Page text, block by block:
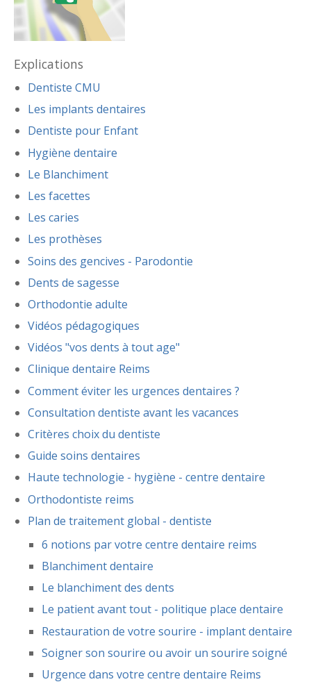
Explications
Dentiste CMU
Les implants dentaires
Dentiste pour Enfant
Hygiène dentaire
Le Blanchiment
Les facettes
Les caries
Les prothèses
Soins des gencives - Parodontie
Dents de sagesse
Orthodontie adulte
Vidéos pédagogiques
Vidéos "vos dents à tout age"
Clinique dentaire Reims
Comment éviter les urgences dentaires ?
Consultation dentiste avant les vacances
Critères choix du dentiste
Guide soins dentaires
Haute technologie - hygiène - centre dentaire
Orthodontiste reims
Plan de traitement global - dentiste
6 notions par votre centre dentaire reims
Blanchiment dentaire
Le blanchiment des dents
Le patient avant tout - politique place dentaire
Restauration de votre sourire - implant dentaire
Soigner son sourire ou avoir un sourire soigné
Urgence dans votre centre dentaire Reims